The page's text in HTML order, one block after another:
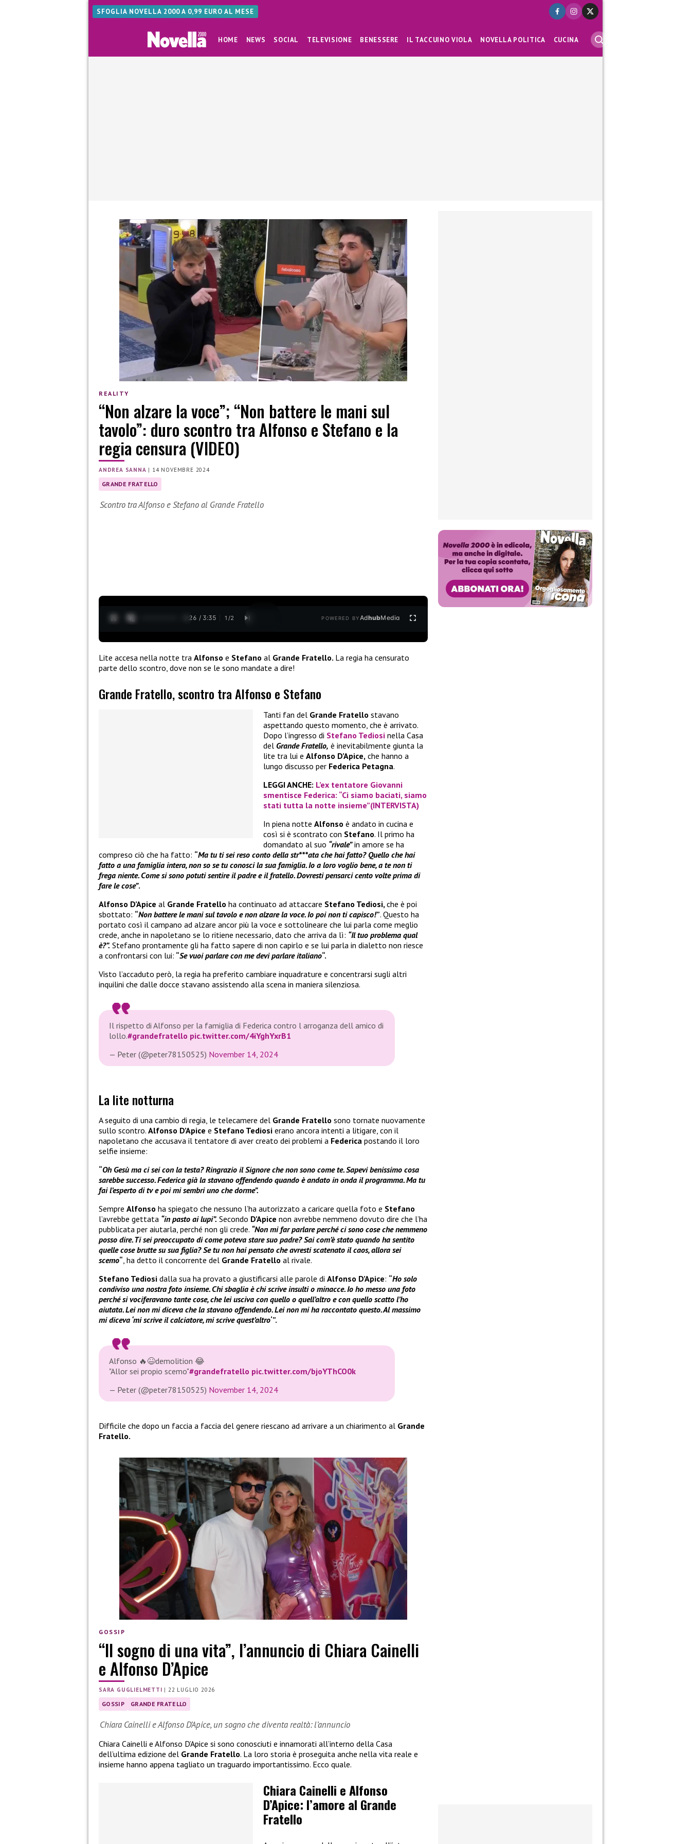
SFOGLIA NOVELLA 2000 A 0,99 EURO AL MESE
HOME NEWS SOCIAL TELEVISIONE BENESSERE IL TACCUINO VIOLA NOVELLA POLITICA CUCINA
REALITY
“Non alzare la voce”; “Non battere le mani sul
tavolo”: duro scontro tra Alfonso e Stefano e la
regia censura (VIDEO)
ANDREA SANNA | 14 NOVEMBRE 2024
GRANDE FRATELLO
Scontro tra Alfonso e Stefano al Grande Fratello
0:27 / 3:35 1 /2 POWERED BYAdhubMedia
Lite accesa nella notte tra Alfonso e Stefano al Grande Fratello. La regia ha censurato
parte dello scontro, dove non se le sono mandate a dire!
Grande Fratello, scontro tra Alfonso e Stefano
Tanti fan del Grande Fratello stavano
aspettando questo momento, che è arrivato.
Dopo l’ingresso di Stefano Tediosi nella Casa
del Grande Fratello, è inevitabilmente giunta la
lite tra lui e Alfonso D’Apice, che hanno a
lungo discusso per Federica Petagna.
LEGGI ANCHE: L’ex tentatore Giovanni
smentisce Federica: “Ci siamo baciati, siamo
stati tutta la notte insieme”(INTERVISTA)
In piena notte Alfonso è andato in cucina e
così si è scontrato con Stefano. Il primo ha
domandato al suo “rivale”in amore se ha
compreso ciò che ha fatto: “Ma tu ti sei reso conto della str***ata che hai fatto? Quello che hai
fatto a una famiglia intera, non so se tu conosci la sua famiglia. Io a loro voglio bene, a te non ti
frega niente. Come si sono potuti sentire il padre e il fratello. Dovresti pensarci cento volte prima di
fare le cose”.
Alfonso D’Apice al Grande Fratello ha continuato ad attaccare Stefano Tediosi,che è poi
sbottato: “Non battere le mani sul tavolo e non alzare la voce. Io poi non ti capisco!”. Questo ha
portato così il campano ad alzare ancor più la voce e sottolineare che lui parla come meglio
crede, anche in napoletano se lo ritiene necessario, dato che arriva da lì: “Il tuo problema qual
è?”. Stefano prontamente gli ha fatto sapere di non capirlo e se lui parla in dialetto non riesce
a confrontarsi con lui: “Se vuoi parlare con me devi parlare italiano“.
Visto l’accaduto però, la regia ha preferito cambiare inquadrature e concentrarsi sugli altri
inquilini che dalle docce stavano assistendo alla scena in maniera silenziosa.
Il rispetto di Alfonso per la famiglia di Federica contro l arroganza dell amico di
lollo.#grandefratello pic.twitter.com/4iYghYxrB1
— Peter (@peter78150525) November 14, 2024
La lite notturna
A seguito di una cambio di regia, le telecamere del Grande Fratello sono tornate nuovamente
sullo scontro. Alfonso D’Apice e Stefano Tediosi erano ancora intenti a litigare, con il
napoletano che accusava il tentatore di aver creato dei problemi a Federica postando il loro
selfie insieme:
“Oh Gesù ma ci sei con la testa? Ringrazio il Signore che non sono come te. Sapevi benissimo cosa
sarebbe successo. Federica già la stavano offendendo quando è andato in onda il programma. Ma tu
fai l’esperto di tv e poi mi sembri uno che dorme”.
Sempre Alfonso ha spiegato che nessuno l’ha autorizzato a caricare quella foto e Stefano
l’avrebbe gettata “in pasto ai lupi”. Secondo D’Apice non avrebbe nemmeno dovuto dire che l’ha
pubblicata per aiutarla, perché non gli crede. “Non mi far parlare perché ci sono cose che nemmeno
posso dire. Ti sei preoccupato di come poteva stare suo padre? Sai com’è stato quando ha sentito
quelle cose brutte su sua figlia? Se tu non hai pensato che avresti scatenato il caos, allora sei
scemo“, ha detto il concorrente del Grande Fratello al rivale.
Stefano Tediosi dalla sua ha provato a giustificarsi alle parole di Alfonso D’Apice: “Ho solo
condiviso una nostra foto insieme. Chi sbaglia è chi scrive insulti o minacce. Io ho messo una foto
perché si vociferavano tante cose, che lei usciva con quello o quell’altro e con quello scatto l’ho
aiutata. Lei non mi diceva che la stavano offendendo. Lei non mi ha raccontato questo. Al massimo
mi diceva ‘mi scrive il calciatore, mi scrive quest’altro‘”.
Alfonso 🔥😆demolition 😂
"Allor sei propio scemo"#grandefratello pic.twitter.com/bjoYThCO0k
— Peter (@peter78150525) November 14, 2024
Difficile che dopo un faccia a faccia del genere riescano ad arrivare a un chiarimento al Grande
Fratello.
GOSSIP
“Il sogno di una vita”, l’annuncio di Chiara Cainelli
e Alfonso D’Apice
SARA GUGLIELMETTI |22 LUGLIO 2026
GOSSIP GRANDE FRATELLO
Chiara Cainelli e Alfonso D’Apice, un sogno che diventa realtà: l’annuncio
Chiara Cainelli e Alfonso D’Apice si sono conosciuti e innamorati all’interno della Casa
dell’ultima edizione del Grande Fratello. La loro storia è proseguita anche nella vita reale e
insieme hanno appena tagliato un traguardo importantissimo. Ecco quale.
Chiara Cainelli e Alfonso
D’Apice: l’amore al Grande
Fratello